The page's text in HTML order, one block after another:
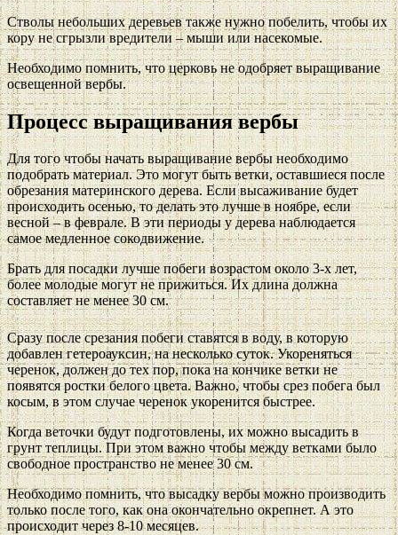
Стволы небольших деревьев также нужно побелить, чтобы их
кору не сгрызли вредители – мыши или насекомые.
Необходимо помнить, что церковь не одобряет выращивание
освещенной вербы.
Процесс выращивания вербы
Для того чтобы начать выращивание вербы необходимо
подобрать материал. Это могут быть ветки, оставшиеся после
обрезания материнского дерева. Если высаживание будет
происходить осенью, то делать это лучше в ноябре, если
весной – в феврале. В эти периоды у дерева наблюдается
самое медленное сокодвижение.
Брать для посадки лучше побеги возрастом около 3-х лет,
более молодые могут не прижиться. Их длина должна
составляет не менее 30 см.
Сразу после срезания побеги ставятся в воду, в которую
добавлен гетероауксин, на несколько суток. Укореняться
черенок, должен до тех пор, пока на кончике ветки не
появятся ростки белого цвета. Важно, чтобы срез побега был
косым, в этом случае черенок укоренится быстрее.
Когда веточки будут подготовлены, их можно высадить в
грунт теплицы. При этом важно чтобы между ветками было
свободное пространство не менее 30 см.
Необходимо помнить, что высадку вербы можно производить
только после того, как она окончательно окрепнет. А это
происходит через 8-10 месяцев.